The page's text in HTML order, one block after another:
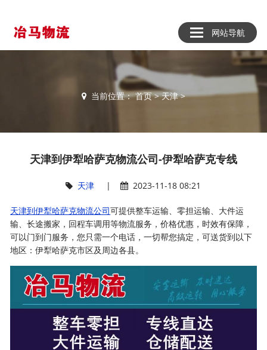
网站导航
当前位置：首页>天津>
天津到伊犁哈萨克物流公司-伊犁哈萨克专线
天津 | 2023-11-18 08:21
天津到伊犁哈萨克物流公司可提供整车运输、零担运输、大件运
输、长途搬家，回程车调用等物流服务，价格优惠，时效有保障，
可以门到门服务，您只需一个电话，一切帮您搞定，可送货到以下
地区：伊犁哈萨克市区及周边各县。